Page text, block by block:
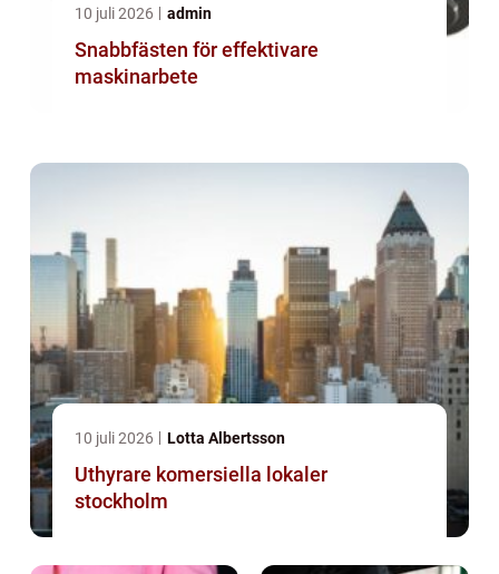
10 juli 2026 admin
Snabbfästen för effektivare
maskinarbete
10 juli 2026 Lotta Albertsson
Uthyrare komersiella lokaler
stockholm